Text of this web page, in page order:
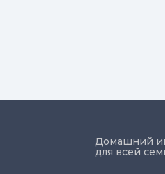
Домашний
для всей